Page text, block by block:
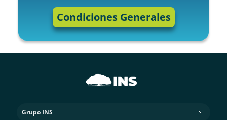
Condiciones Generales
Grupo INS